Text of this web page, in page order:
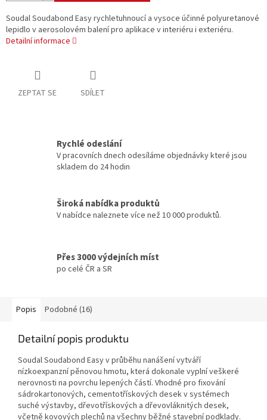
Soudal Soudabond Easy rychletuhnoucí a vysoce účinné polyuretanové
lepidlo v aerosolovém balení pro aplikace v interiéru i exteriéru.
Detailní informace
ZEPTAT SE SDÍLET
Rychlé odeslání
V pracovních dnech odesíláme objednávky které jsou
skladem do 24 hodin
Široká nabídka produktů
V nabídce naleznete více než 10 000 produktů.
Přes 3000 výdejních míst
po celé ČR a SR
Popis Podobné (16)
Detailní popis produktu
Soudal Soudabond Easy v průběhu nanášení vytváří
nízkoexpanzní pěnovou hmotu, která dokonale vyplní veškeré
nerovnosti na povrchu lepených částí. Vhodné pro fixování
sádrokartonových, cementotřískových desek v systémech
suché výstavby, dřevotřískových a dřevovláknitých desek,
včetně kovových plechů na všechny běžné stavební podklady.